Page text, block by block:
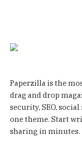
Paperzilla is the
drag and drop
security, SEO,
one theme. Start
sharing in minutes.